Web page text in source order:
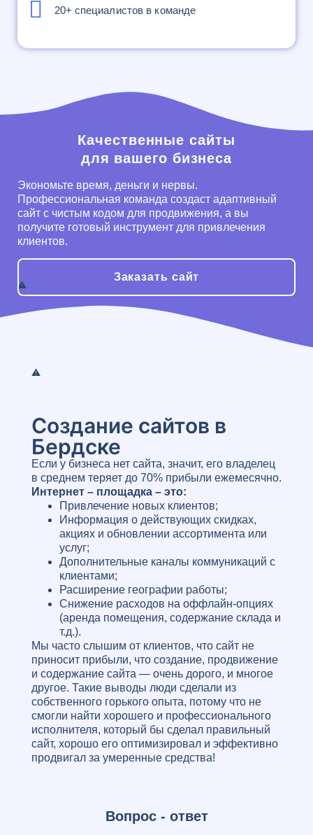
20+ специалистов в команде
Качественные сайты
для вашего бизнеса
Экономьте время, деньги и нервы.
Профессиональная команда создаст адаптивный
сайт с чистым кодом для продвижения, а вы
получите готовый инструмент для привлечения
клиентов.
Заказать сайт
Создание сайтов в
Бердске
Если у бизнеса нет сайта, значит, его владелец
в среднем теряет до 70% прибыли ежемесячно.
Интернет – площадка – это:
Привлечение новых клиентов;
Информация о действующих скидках,
акциях и обновлении ассортимента или
услуг;
Дополнительные каналы коммуникаций с
клиентами;
Расширение географии работы;
Снижение расходов на оффлайн-опциях
(аренда помещения, содержание склада и
т.д.).
Мы часто слышим от клиентов, что сайт не
приносит прибыли, что создание, продвижение
и содержание сайта — очень дорого, и многое
другое. Такие выводы люди сделали из
собственного горького опыта, потому что не
смогли найти хорошего и профессионального
исполнителя, который бы сделал правильный
сайт, хорошо его оптимизировал и эффективно
продвигал за умеренные средства!
доказательств достаточно посмотреть на наши
работы, и сразу становится понятно, что мы
Вопрос - ответ